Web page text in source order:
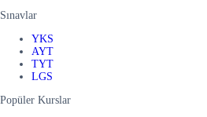
Sınavlar
YKS
AYT
TYT
LGS
Popüler Kurslar